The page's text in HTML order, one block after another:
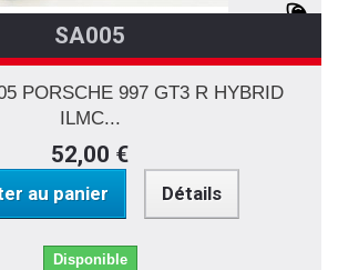
SA005
PORSCHE 997 GT3 R HYBRID
ILMC...
52,00 €
au panier Détails
Disponible